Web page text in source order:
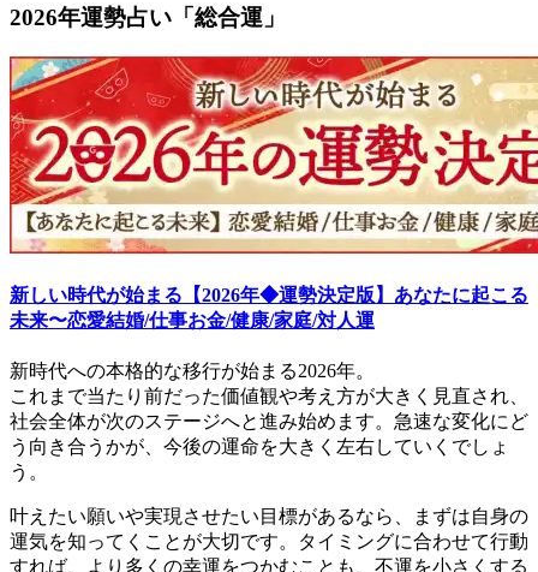
2026年運勢占い「総合運」
新しい時代が始まる【2026年◆運勢決定版】あなたに起こる
未来〜恋愛結婚/仕事お金/健康/家庭/対人運
新時代への本格的な移行が始まる2026年。
これまで当たり前だった価値観や考え方が大きく見直され、
社会全体が次のステージへと進み始めます。急速な変化にど
う向き合うかが、今後の運命を大きく左右していくでしょ
う。
叶えたい願いや実現させたい目標があるなら、まずは自身の
運気を知ってくことが大切です。タイミングに合わせて行動
すれば、より多くの幸運をつかむことも、不運を小さくする